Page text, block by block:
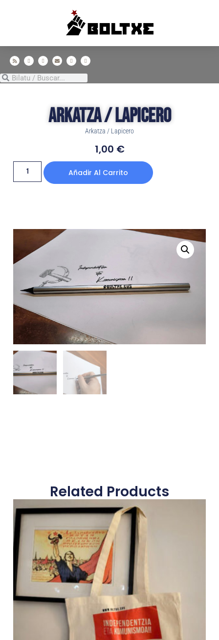
Arkatza / Lapicero
Arkatza / Lapicero
1,00 €
Añadir Al Carrito
Related Products